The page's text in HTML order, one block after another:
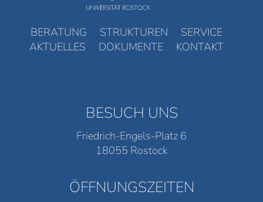
BERATUNG STRUKTUREN
SERVICE
AKTUELLES
DOKUMENTE KONTAKT
BESUCH UNS
Friedrich-Engels-Platz 6
18055 Rostock
ÖFFNUNGSZEITEN